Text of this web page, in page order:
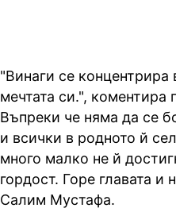
"Винаги се концентрира
мечтата си.",
Въпреки че няма да се
и всички в родното й
много малко не й
гордост. Горе главата
Салим Мустафа.